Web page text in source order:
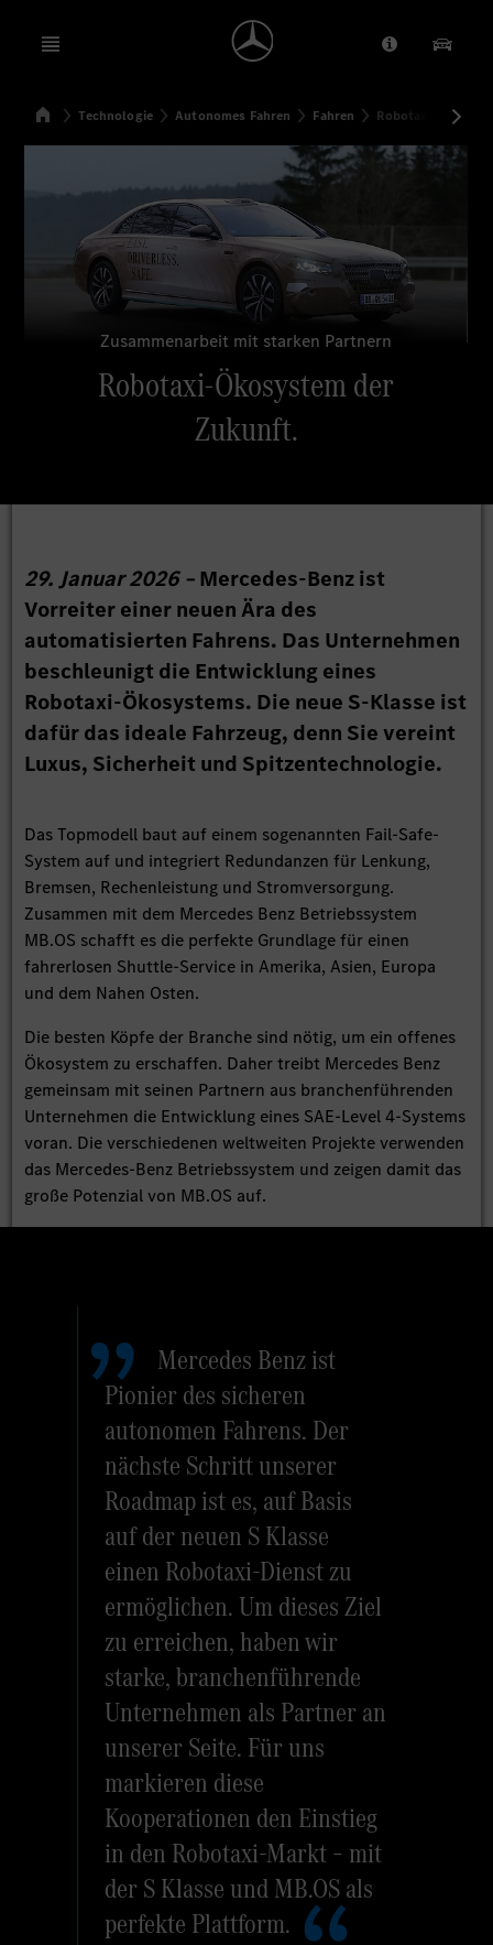
Open menu Anbieter/
SuchenStartseite
Technologie Autonomes Fahren Fahren Robotaxi-
Zusammenarbeit mit starken Partnern
Robotaxi-Ökosystem der
Zukunft.
29. Januar 2026 –Mercedes-Benz ist
Vorreiter einer neuen Ära des
automatisierten Fahrens. Das Unternehmen
beschleunigt die Entwicklung eines
Robotaxi-Ökosystems. Die neue S-Klasse ist
dafür das ideale Fahrzeug, denn Sie vereint
Luxus, Sicherheit und Spitzentechnologie.
Das Topmodell baut auf einem sogenannten Fail-Safe-
System auf und integriert Redundanzen für Lenkung,
Bremsen, Rechenleistung und Stromversorgung.
Zusammen mit dem Mercedes Benz Betriebssystem
MB.OS schafft es die perfekte Grundlage für einen
fahrerlosen Shuttle-Service in Amerika, Asien, Europa
und dem Nahen Osten.
Die besten Köpfe der Branche sind nötig, um ein offenes
Ökosystem zu erschaffen. Daher treibt Mercedes Benz
gemeinsam mit seinen Partnern aus branchenführenden
Unternehmen die Entwicklung eines SAE-Level 4-Systems
voran. Die verschiedenen weltweiten Projekte verwenden
das Mercedes-Benz Betriebssystem und zeigen damit das
große Potenzial von MB.OS auf.
Mercedes Benz ist
Pionier des sicheren
autonomen Fahrens. Der
nächste Schritt unserer
Roadmap ist es, auf Basis
auf der neuen S Klasse
einen Robotaxi-Dienst zu
ermöglichen. Um dieses Ziel
zu erreichen, haben wir
starke, branchenführende
Unternehmen als Partner an
unserer Seite. Für uns
markieren diese
Kooperationen den Einstieg
in den Robotaxi-Markt – mit
der S Klasse und MB.OS als
perfekte Plattform.